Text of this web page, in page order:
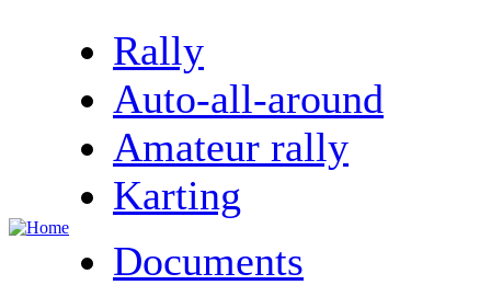
Rally
Auto-all-around
Amateur rally
Karting
Documents